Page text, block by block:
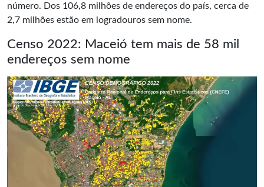
número. Dos 106,8 milhões de endereços do país, cerca de
2,7 milhões estão em logradouros sem nome.
Censo 2022: Maceió tem mais de 58 mil
endereços sem nome